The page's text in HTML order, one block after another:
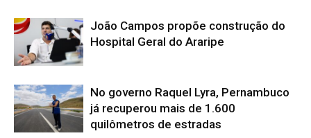
João Campos propõe construção do
Hospital Geral do Araripe
No governo Raquel Lyra, Pernambuco
já recuperou mais de 1.600
quilômetros de estradas